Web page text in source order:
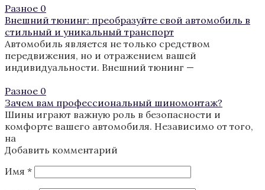
Разное 0
Внешний тюнинг: преобразуйте свой автомобиль в
стильный и уникальный транспорт
Автомобиль является не только средством
передвижения, но и отражением вашей
индивидуальности. Внешний тюнинг —
Разное 0
Зачем вам профессиональный шиномонтаж?
Шины играют важную роль в безопасности и
комфорте вашего автомобиля. Независимо от того,
на
Добавить комментарий
Имя *